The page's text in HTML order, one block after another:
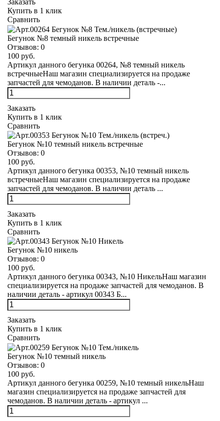
Заказать
Купить в 1 клик
Сравнить
Бегунок №8 темный никель встречные
Отзывов: 0
100 руб.
Артикул данного бегунка 00264, №8 темный никель
встречныеНаш магазин специализируется на продаже
запчастей для чемоданов. В наличии деталь -...
Заказать
Купить в 1 клик
Сравнить
Бегунок №10 темный никель встречные
Отзывов: 0
100 руб.
Артикул данного бегунка 00353, №10 темный никель
встречныеНаш магазин специализируется на продаже
запчастей для чемоданов. В наличии деталь ...
Заказать
Купить в 1 клик
Сравнить
Бегунок №10 никель
Отзывов: 0
100 руб.
Артикул данного бегунка 00343, №10 НикельНаш магазин
специализируется на продаже запчастей для чемоданов. В
наличии деталь - артикул 00343 Б...
Заказать
Купить в 1 клик
Сравнить
Бегунок №10 темный никель
Отзывов: 0
100 руб.
Артикул данного бегунка 00259, №10 темный никельНаш
магазин специализируется на продаже запчастей для
чемоданов. В наличии деталь - артикул ...